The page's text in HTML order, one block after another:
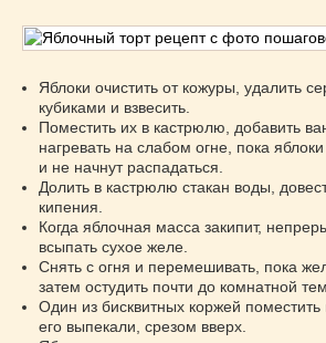
Яблоки очистить от кожуры, удалить
кубиками и взвесить.
Поместить их в кастрюлю, добавить
нагревать на слабом огне, пока
и не начнут распадаться.
Долить в кастрюлю стакан воды,
кипения.
Когда яблочная масса закипит,
всыпать сухое желе.
Снять с огня и перемешивать, пока
затем остудить почти до комнатной
Один из бисквитных коржей
его выпекали, срезом вверх.